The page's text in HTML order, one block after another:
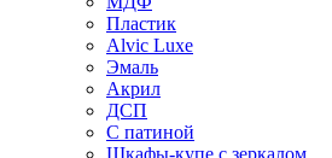
Пластик
Alvic Luxe
Эмаль
Акрил
ДСП
С патиной
Шкафы-купе с зеркалом